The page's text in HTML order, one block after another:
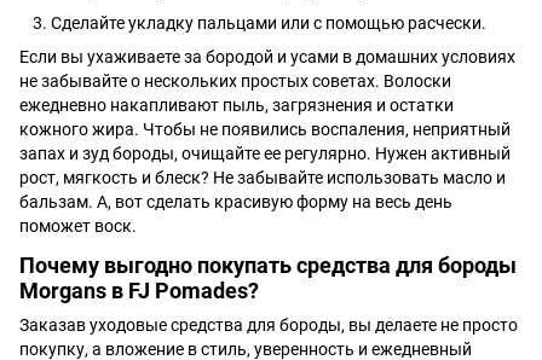
Сделайте укладку пальцами или с помощью расчески.
Если вы ухаживаете за бородой и усами в домашних условиях
не забывайте о нескольких простых советах. Волоски
ежедневно накапливают пыль, загрязнения и остатки
кожного жира. Чтобы не появились воспаления, неприятный
запах и зуд бороды, очищайте ее регулярно. Нужен активный
рост, мягкость и блеск? Не забывайте использовать масло и
бальзам. А, вот сделать красивую форму на весь день
поможет воск.
Почему выгодно покупать средства для бороды
Morgans в FJ Pomades?
Заказав уходовые средства для бороды, вы делаете не просто
покупку, а вложение в стиль, уверенность и ежедневный